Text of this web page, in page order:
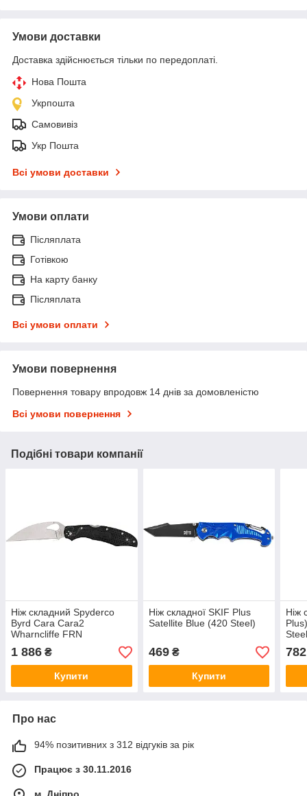
Умови доставки
Доставка здійснюється тільки по передоплаті.
Нова Пошта
Укрпошта
Самовивіз
Укр Пошта
Всі умови доставки
Умови оплати
Післяплата
Готівкою
На карту банку
Післяплата
Всі умови оплати
Умови повернення
Повернення товару впродовж 14 днів за домовленістю
Всі умови повернення
Подібні товари компанії
Ніж складний Spyderco
Byrd Cara Cara2
Wharncliffe FRN
(8Cr13MoV)
1 886 ₴
Купити
Ніж складної SKIF Plus
Satellite Blue (420 Steel)
469₴
Купити
Ніж
782
Про нас
94% позитивних з 312 відгуків за рік
Працює з 30.11.2016